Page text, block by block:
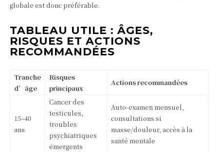
globale est donc préférable.
TABLEAU UTILE : ÂGES,
RISQUES ET ACTIONS
RECOMMANDÉES
Tranche
d’âge
Risques
principaux
Actions recommandées
15–40
ans
Cancer des
testicules,
troubles
psychiatriques
émergents
Auto‑examen mensuel,
consultations si
masse/douleur, accès à la
santé mentale